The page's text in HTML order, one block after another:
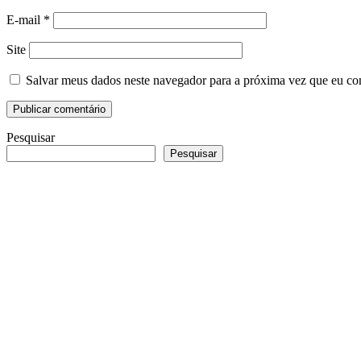
E-mail *
Site
Salvar meus dados neste navegador para a próxima vez que eu
Pesquisar
Pesquisar